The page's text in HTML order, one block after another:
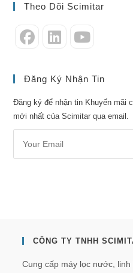
Theo Dõi Scimitar
Đăng Ký Nhận Tin
Đăng ký để nhận tin Khuyến mãi
mới nhất của Scimitar qua email.
CÔNG TY TNHH
Cung cấp máy lọc nước,